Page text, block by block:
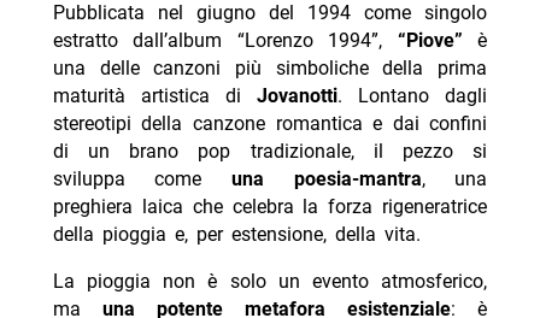
Pubblicata nel giugno del 1994 come singolo
estratto dall’album “Lorenzo 1994”, “Piove” è
una delle canzoni più simboliche della prima
maturità artistica diJovanotti. Lontano dagli
stereotipi della canzone romantica e dai confini
di un brano pop tradizionale, il pezzo si
sviluppa come una poesia-mantra, una
preghiera laica che celebra la forza rigeneratrice
della pioggia e, per estensione, della vita.
La pioggia non è solo un evento atmosferico,
ma una potente metafora esistenziale: è